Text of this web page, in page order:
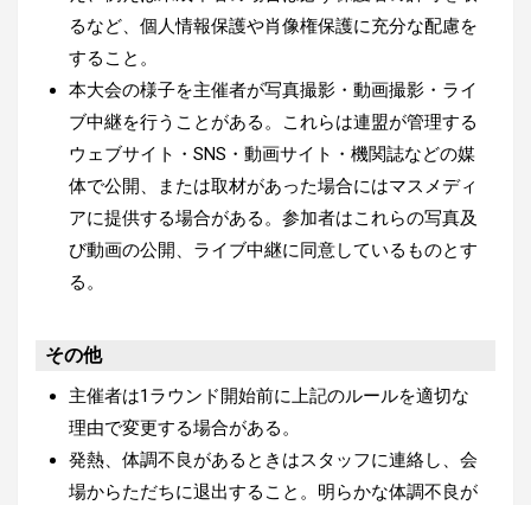
るなど、個人情報保護や肖像権保護に充分な配慮を
すること。
本大会の様子を主催者が写真撮影・動画撮影・ライ
ブ中継を行うことがある。これらは連盟が管理する
ウェブサイト・SNS・動画サイト・機関誌などの媒
体で公開、または取材があった場合にはマスメディ
アに提供する場合がある。参加者はこれらの写真及
び動画の公開、ライブ中継に同意しているものとす
る。
その他
主催者は1ラウンド開始前に上記のルールを適切な
理由で変更する場合がある。
発熱、体調不良があるときはスタッフに連絡し、会
場からただちに退出すること。明らかな体調不良が